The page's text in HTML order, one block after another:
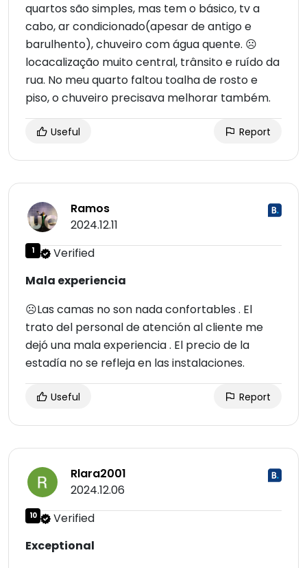
quartos são simples, mas tem o básico, tv a
cabo, ar condicionado(apesar de antigo e
barulhento), chuveiro com água quente. ☹
locacalização muito central, trânsito e ruído da
rua. No meu quarto faltou toalha de rosto e
piso, o chuveiro precisava melhorar também.
Useful Report
Ramos
2024.12.11
1
Verified
Mala experiencia
☹Las camas no son nada confortables . El
trato del personal de atención al cliente me
dejó una mala experiencia . El precio de la
estadía no se refleja en las instalaciones.
Useful Report
Rlara2001
2024.12.06
10
Verified
Exceptional